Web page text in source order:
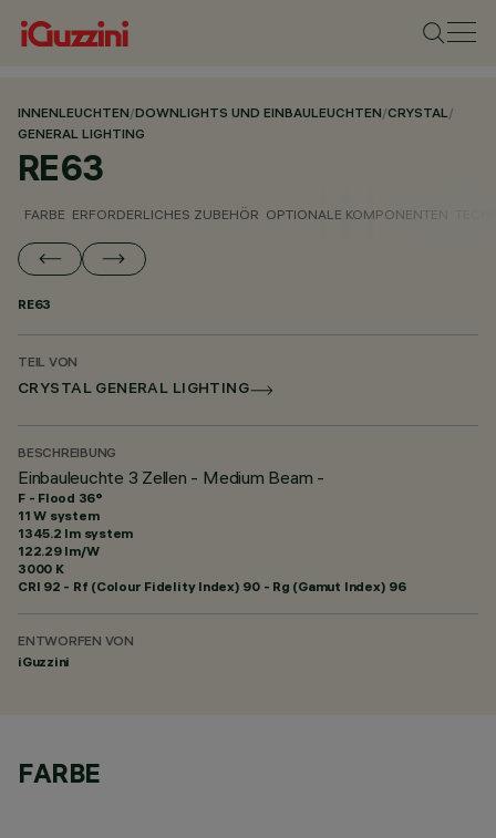
INNENLEUCHTEN/DOWNLIGHTS UND EINBAULEUCHTEN/CRYSTAL/
GENERAL LIGHTING
RE63
FARBE ERFORDERLICHES ZUBEHÖR OPTIONALE KOMPONENTEN
RE63
TEIL VON
CRYSTAL GENERAL LIGHTING
BESCHREIBUNG
Einbauleuchte 3 Zellen - Medium Beam -
F - Flood 36°
11 W system
1345.2 lm system
122.29 lm/W
3000 K
CRI 92 - Rf (Colour Fidelity Index) 90 - Rg (Gamut Index) 96
ENTWORFEN VON
iGuzzini
FARBE